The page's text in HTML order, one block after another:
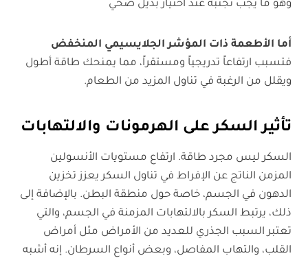
وهو ما يجب تجنبه عند اختيار بديل صحي
أما الأطعمة ذات المؤشر الجلايسيمي المنخفض
فتسبب ارتفاعاً تدريجياً ومستقراً، مما يمنحك طاقة أطول
ويقلل من الرغبة في تناول المزيد من الطعام.
تأثير السكر على الهرمونات والالتهابات
السكر ليس مجرد طاقة. ارتفاع مستويات الأنسولين
المزمن الناتج عن الإفراط في تناول السكر يعزز تخزين
الدهون في الجسم، خاصة حول منطقة البطن. بالإضافة إلى
ذلك، يرتبط السكر بالالتهابات المزمنة في الجسم، والتي
تعتبر السبب الجذري للعديد من الأمراض مثل أمراض
القلب، والتهاب المفاصل، وبعض أنواع السرطان. إنه أشبه